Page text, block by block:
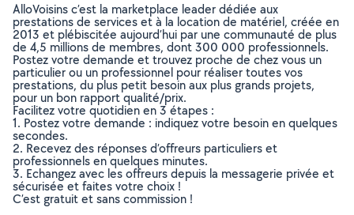
AlloVoisins c’est la marketplace leader dédiée aux
prestations de services et à la location de matériel, créée en
2013 et plébiscitée aujourd’hui par une communauté de plus
de 4,5 millions de membres, dont 300 000 professionnels.
Postez votre demande et trouvez proche de chez vous un
particulier ou un professionnel pour réaliser toutes vos
prestations, du plus petit besoin aux plus grands projets,
pour un bon rapport qualité/prix.
Facilitez votre quotidien en 3 étapes :
1. Postez votre demande : indiquez votre besoin en quelques
secondes.
2. Recevez des réponses d’offreurs particuliers et
professionnels en quelques minutes.
3. Echangez avec les offreurs depuis la messagerie privée et
sécurisée et faites votre choix !
C’est gratuit et sans commission !